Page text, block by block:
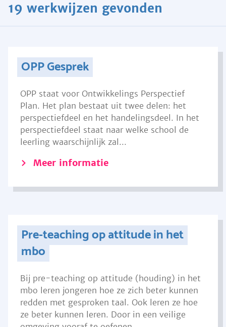
19 werkwijzen gevonden
OPP Gesprek
OPP staat voor Ontwikkelings Perspectief
Plan. Het plan bestaat uit twee delen: het
perspectiefdeel en het handelingsdeel. In het
perspectiefdeel staat naar welke school de
leerling waarschijnlijk zal...
Meer informatie
Pre-teaching op attitude in het
mbo
Bij pre-teaching op attitude (houding) in het
mbo leren jongeren hoe ze zich beter kunnen
redden met gesproken taal. Ook leren ze hoe
ze beter kunnen leren. Door in een veilige